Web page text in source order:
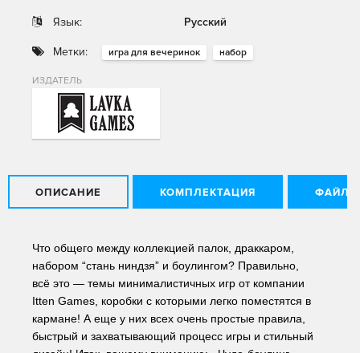
Язык: Русский
Метки: игра для вечеринок набор
ИЗДАТЕЛЬ
ОПИСАНИЕ КОМПЛЕКТАЦИЯ ФАЙЛЫ
Что общего между коллекцией палок, драккаром,
набором “стань ниндзя” и боулингом? Правильно,
всё это — темы минималистичных игр от компании
Itten Games, коробки с которыми легко поместятся в
кармане! А еще у них всех очень простые правила,
быстрый и захватывающий процесс игры и стильный